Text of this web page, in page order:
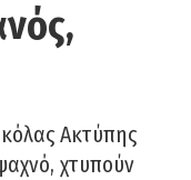
Ακτύπης
χτυπούν